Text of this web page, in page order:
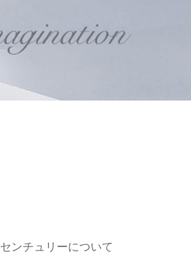
センチュリーについて